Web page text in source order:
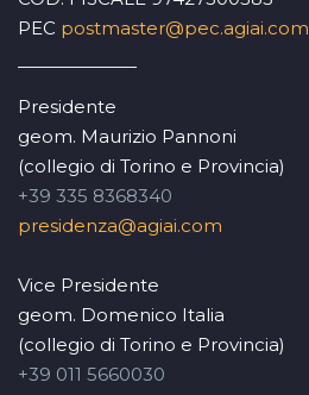
PEC postmaster@pec.agiai.com
Presidente
geom. Maurizio Pannoni
(collegio di Torino e Provincia)
+39 335 8368340
presidenza@agiai.com
Vice Presidente
geom. Domenico Italia
(collegio di Torino e Provincia)
+39 011 5660030